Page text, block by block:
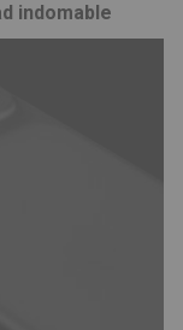
indomable